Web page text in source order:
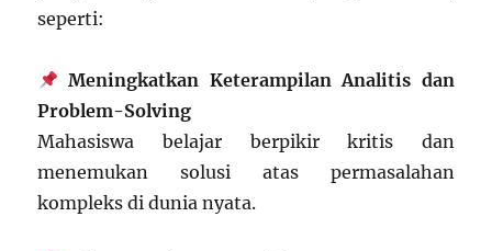
seperti:
Meningkatkan Keterampilan Analitis dan
Problem-Solving
Mahasiswa belajar berpikir kritis dan
menemukan solusi atas permasalahan
kompleks di dunia nyata.